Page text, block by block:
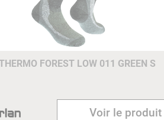
FOREST LOW 011 GREEN S
Voir le produit